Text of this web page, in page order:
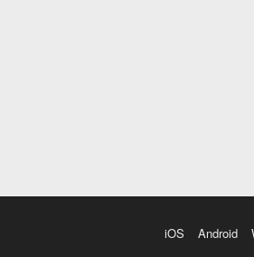
iOS Android